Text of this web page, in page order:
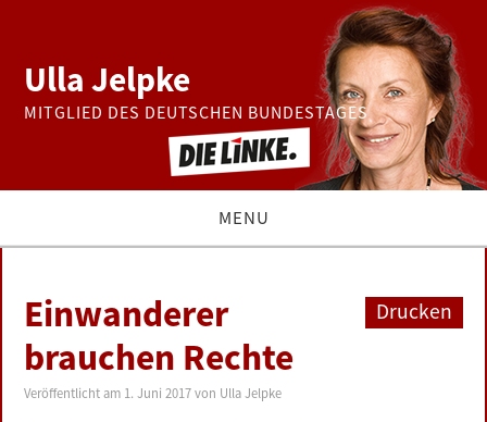
Ulla Jelpke
MITGLIED DES DEUTSCHEN BUNDESTAGES
MENU
BUNDESTAG
PRESSE
Drucken
Einwanderer
brauchen Rechte
Veröffentlicht am 1. Juni 2017 von Ulla Jelpke